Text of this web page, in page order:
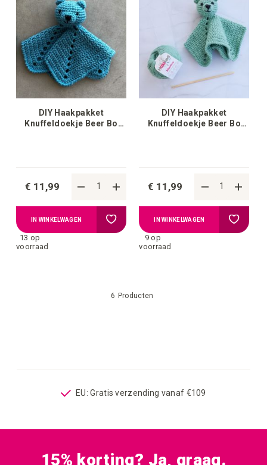
DIY Haakpakket
Knuffeldoekje Beer Bo
€ 11,99
13 op
voorraad
IN WINKELWAGEN Voeg
verlanglijstje
DIY Haakpakket
Knuffeldoekje Beer Bo
€ 11,99
9 op
voorraad
IN WINKELWAGEN Voeg
6 Producten
EU: Gratis verzending vanaf €109
15% korting? Ja, graag.